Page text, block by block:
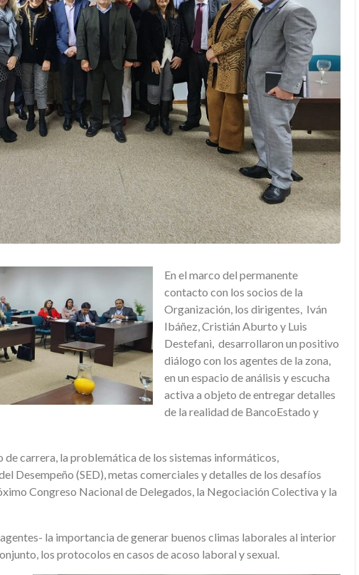
En el marco del permanente
contacto con los socios de la
Organización, los dirigentes, Iván
Ibáñez, Cristián Aburto y Luis
Destefani, desarrollaron un positivo
diálogo con los agentes de la zona,
en un espacio de análisis y escucha
activa a objeto de entregar detalles
de la realidad de BancoEstado y
carrera, la problemática de los sistemas informáticos,
Desempeño (SED), metas comerciales y detalles de los desafíos
Congreso Nacional de Delegados, la Negociación Colectiva y la
la importancia de generar buenos climas laborales al interior
los protocolos en casos de acoso laboral y sexual.